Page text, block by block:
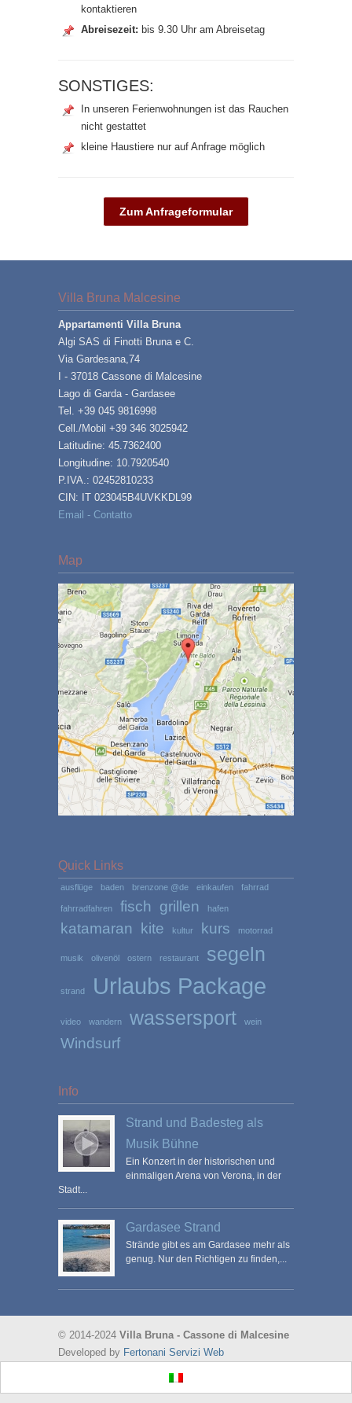
kontaktieren
Abreisezeit: bis 9.30 Uhr am Abreisetag
SONSTIGES:
In unseren Ferienwohnungen ist das Rauchen
nicht gestattet
kleine Haustiere nur auf Anfrage möglich
Zum Anfrageformular
Villa Bruna Malcesine
Appartamenti Villa Bruna
Algi SAS di Finotti Bruna e C.
Via Gardesana,74
I - 37018 Cassone di Malcesine
Lago di Garda - Gardasee
Tel. +39 045 9816998
Cell./Mobil +39 346 3025942
Latitudine: 45.7362400
Longitudine: 10.7920540
P.IVA.: 02452810233
CIN: IT 023045B4UVKKDL99
Email - Contatto
Map
Quick Links
ausflüge baden brenzone @de einkaufen fahrrad
fahrradfahren fisch grillen hafen
katamaran kite kultur kurs motorrad
musik olivenöl ostern restaurant segeln
strand Urlaubs Package
video wandern wassersport wein
Windsurf
Info
Strand und Badesteg als
Musik Bühne
Ein Konzert in der historischen und
einmaligen Arena von Verona, in der
Stadt...
Gardasee Strand
Strände gibt es am Gardasee mehr als
genug. Nur den Richtigen zu finden,...
© 2014-2024 Villa Bruna - Cassone di Malcesine
Developed by Fertonani Servizi Web